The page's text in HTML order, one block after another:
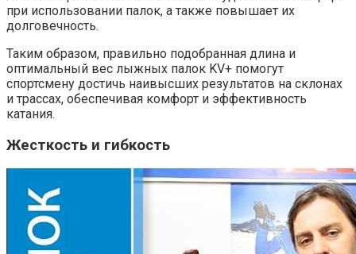
при использовании палок, а также повышает их
долговечность.
Таким образом, правильно подобранная длина и
оптимальный вес лыжных палок KV+ помогут
спортсмену достичь наивысших результатов на склонах
и трассах, обеспечивая комфорт и эффективность
катания.
Жесткость и гибкость